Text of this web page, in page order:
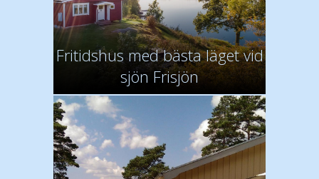
Fritidshus med bästa läget vid
sjön Frisjön